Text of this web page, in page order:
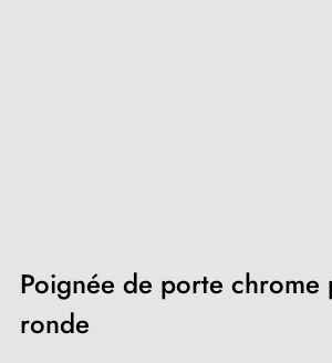
Poignée de porte chrome
ronde